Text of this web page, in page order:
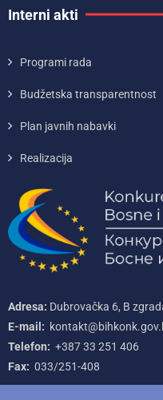
Interni akti
Programi rada
Budžetska transparentnost
Plan javnih nabavki
Realizacija
Adresa: Dubrovačka 6, B
E-mail:
Telefon: +387‌ 33‌ 251‌ 406
Fax: 033/251-408